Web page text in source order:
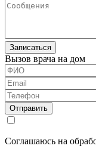
Вызов врача на дом
ФИО
Email
Телефон
Соглашаюсь на